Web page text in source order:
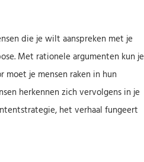
die je wilt aanspreken met je
Met rationele argumenten kun je
je mensen raken in hun
herkennen zich vervolgens in je
het verhaal fungeert